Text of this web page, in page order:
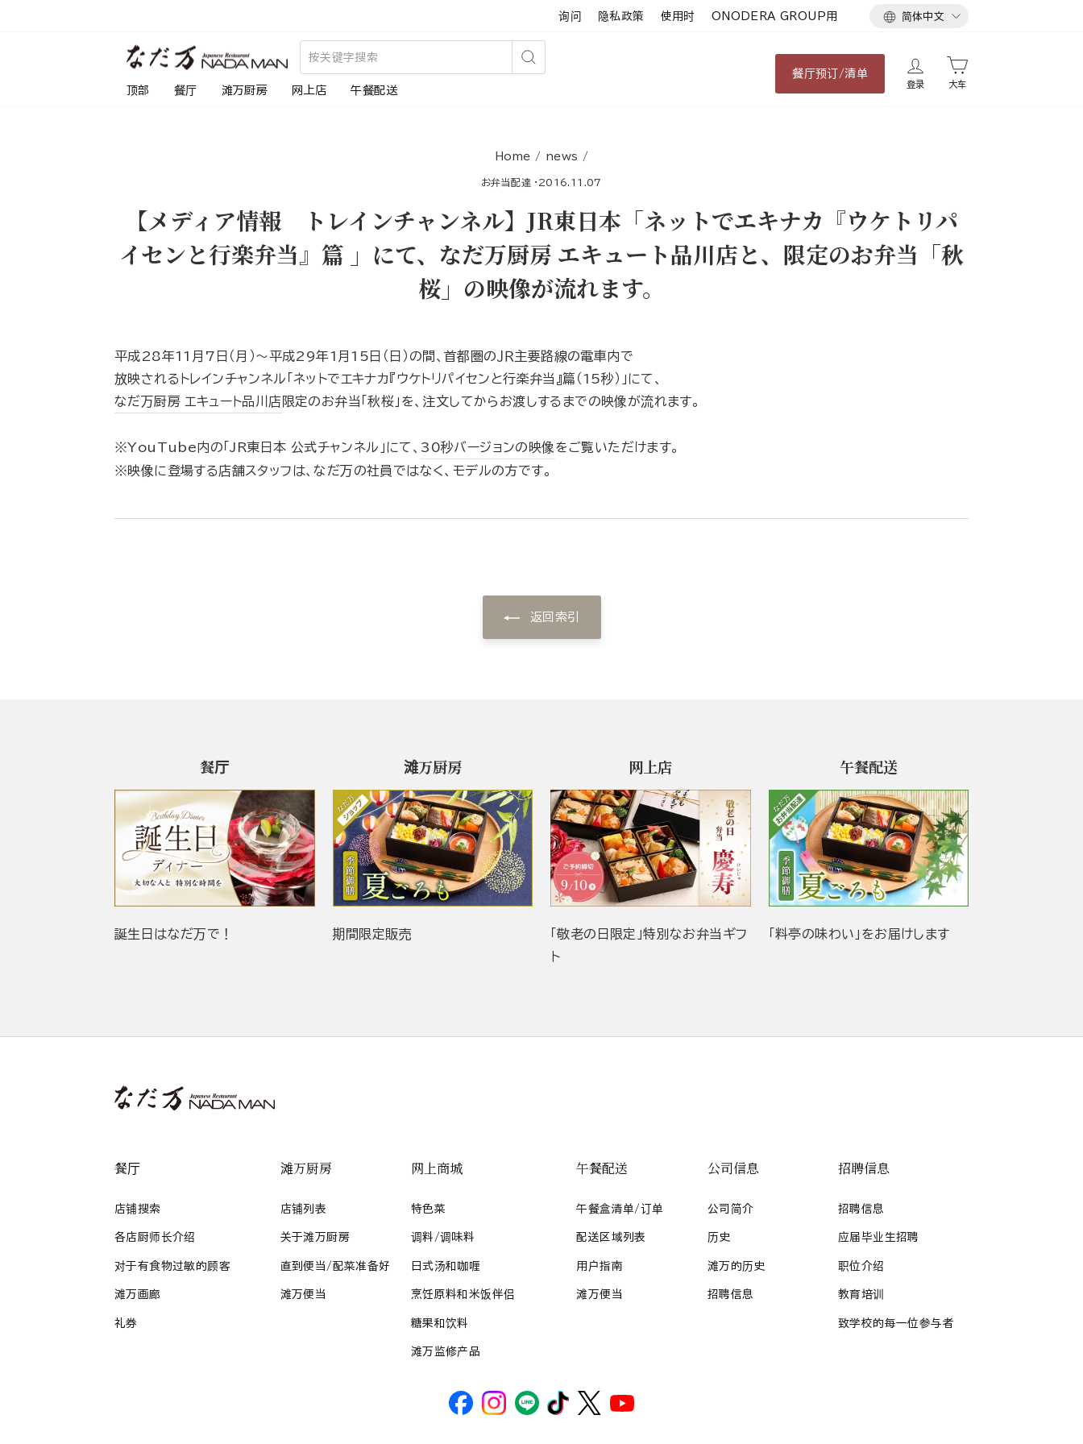
询问 隐私政策 使用时 ONODERA GROUP用
语
简体中文
搜
顶部 餐厅 滩万厨房 网上店 午餐配送
餐厅预订/清单
登录 大车
Home / news /
お弁当配達 · 2016.11.07
【メディア情報 トレインチャンネル】JR東日本「ネットでエキナカ『ウケトリパ
イセンと行楽弁当』篇 」にて、なだ万厨房 エキュート品川店と、限定のお弁当「秋
桜」の映像が流れます。
平成28年11月7日（月）～平成29年1月15日（日）の間、首都圏のＪＲ主要路線の電車内で
放映されるトレインチャンネル「ネットでエキナカ『ウケトリパイセンと行楽弁当』篇（15秒）」にて、
なだ万厨房 エキュート品川店限定のお弁当「秋桜」を、注文してからお渡しするまでの映像が流れます。
※YouTube内の「JR東日本 公式チャンネル」にて、 30秒バージョンの映像をご覧いただけます。
※映像に登場する店舗スタッフは、なだ万の社員ではなく、モデルの方です。
返回索引
餐厅
誕生日はなだ万で！
滩万厨房
期間限定販売
网上店
「敬老の日限定」特別なお弁当ギフ
ト
午餐配送
「料亭の味わい」をお届けします
餐厅
店铺搜索
各店厨师长介绍
对于有食物过敏的顾客
滩万画廊
礼券
滩万厨房
店铺列表
关于滩万厨房
直到便当/配菜准备好
滩万便当
网上商城
特色菜
调料/调味料
日式汤和咖喱
烹饪原料和米饭伴侣
糖果和饮料
滩万监修产品
午餐配送
午餐盒清单/订单
配送区域列表
用户指南
滩万便当
公司信息
公司简介
历史
滩万的历史
招聘信息
招聘信息
招聘信息
应届毕业生招聘
职位介绍
教育培训
致学校的每一位参与者